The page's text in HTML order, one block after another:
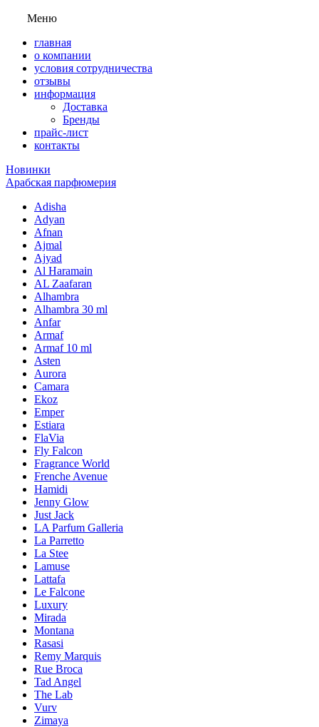
Меню
главная
о компании
условия сотрудничества
отзывы
информация
Доставка
Бренды
прайс-лист
контакты
Новинки
Арабская парфюмерия
Adisha
Adyan
Afnan
Ajmal
Ajyad
Al Haramain
AL Zaafaran
Alhambra
Alhambra 30 ml
Anfar
Armaf
Armaf 10 ml
Asten
Aurora
Camara
Ekoz
Emper
Estiara
FlaVia
Fly Falcon
Fragrance World
Frenche Avenue
Hamidi
Jenny Glow
Just Jack
LA Parfum Galleria
La Parretto
La Stee
Lamuse
Lattafa
Le Falcone
Luxury
Mirada
Montana
Rasasi
Remy Marquis
Rue Broca
Tad Angel
The Lab
Vurv
Zimaya